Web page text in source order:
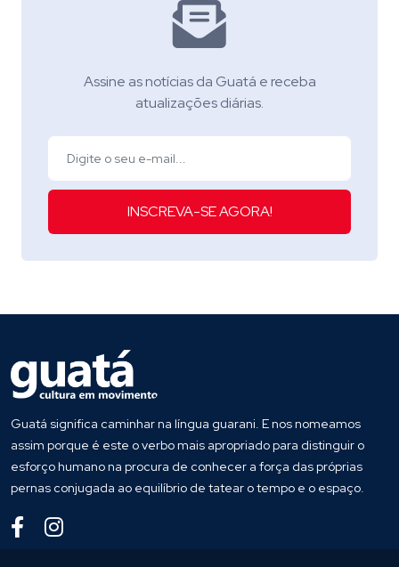
Assine as notícias da Guatá e receba
atualizações diárias.
INSCREVA-SE AGORA!
Guatá significa caminhar na língua guarani. E nos nomeamos
assim porque é este o verbo mais apropriado para distinguir o
esforço humano na procura de conhecer a força das próprias
pernas conjugada ao equilíbrio de tatear o tempo e o espaço.